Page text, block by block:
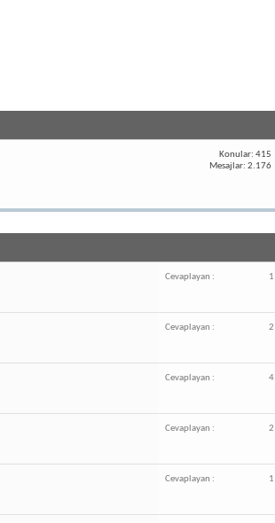
Konular: 415
Mesajlar: 2.176
Cevaplayan : 1
Cevaplayan : 2
Cevaplayan : 4
Cevaplayan : 2
Cevaplayan : 1